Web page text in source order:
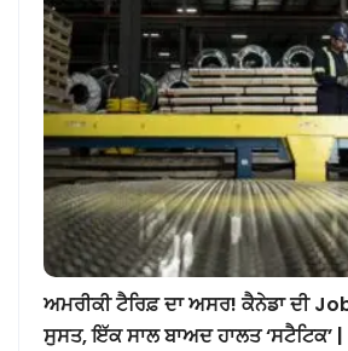
ਅਮਰੀਕੀ ਟੈਰਿਫ਼ ਦਾ ਅਸਰ! ਕੈਨੇਡਾ ਦੀ
ਸੁਸਤ, ਇੱਕ ਸਾਲ ਬਾਅਦ ਹਾਲਤ ‘ਸਟੈਟਿਕ’ |